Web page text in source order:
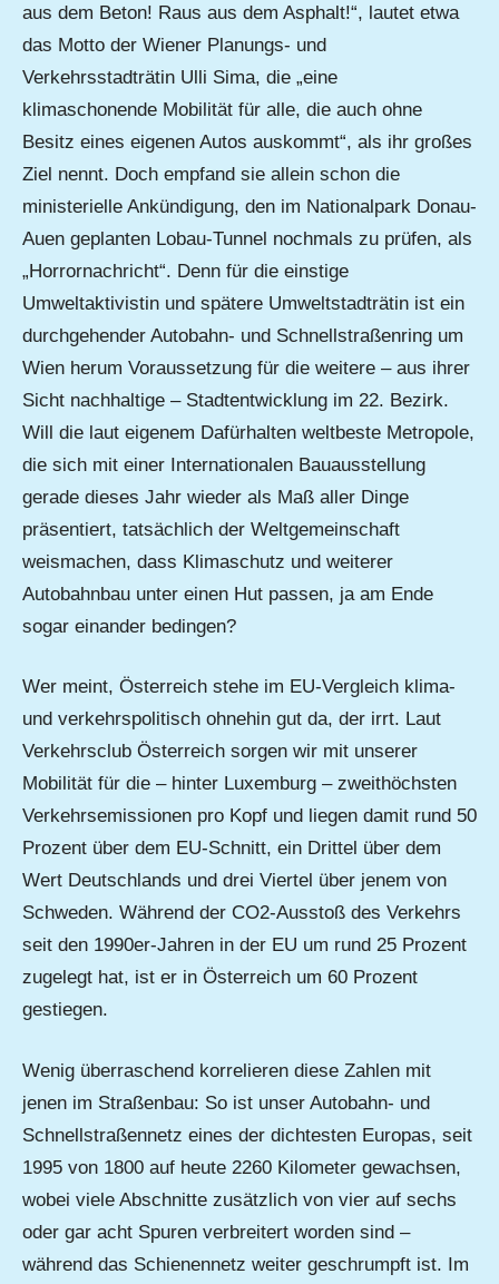
aus dem Beton! Raus aus dem Asphalt!“, lautet etwa
das Motto der Wiener Planungs- und
Verkehrsstadträtin Ulli Sima, die „eine
klimaschonende Mobilität für alle, die auch ohne
Besitz eines eigenen Autos auskommt“, als ihr großes
Ziel nennt. Doch empfand sie allein schon die
ministerielle Ankündigung, den im Nationalpark Donau-
Auen geplanten Lobau-Tunnel nochmals zu prüfen, als
„Horrornachricht“. Denn für die einstige
Umweltaktivistin und spätere Umweltstadträtin ist ein
durchgehender Autobahn- und Schnellstraßenring um
Wien herum Voraussetzung für die weitere – aus ihrer
Sicht nachhaltige – Stadtentwicklung im 22. Bezirk.
Will die laut eigenem Dafürhalten weltbeste Metropole,
die sich mit einer Internationalen Bauausstellung
gerade dieses Jahr wieder als Maß aller Dinge
präsentiert, tatsächlich der Weltgemeinschaft
weismachen, dass Klimaschutz und weiterer
Autobahnbau unter einen Hut passen, ja am Ende
sogar einander bedingen?
Wer meint, Österreich stehe im EU-Vergleich klima-
und verkehrspolitisch ohnehin gut da, der irrt. Laut
Verkehrsclub Österreich sorgen wir mit unserer
Mobilität für die – hinter Luxemburg – zweithöchsten
Verkehrsemissionen pro Kopf und liegen damit rund 50
Prozent über dem EU-Schnitt, ein Drittel über dem
Wert Deutschlands und drei Viertel über jenem von
Schweden. Während der CO2-Ausstoß des Verkehrs
seit den 1990er-Jahren in der EU um rund 25 Prozent
zugelegt hat, ist er in Österreich um 60 Prozent
gestiegen.
Wenig überraschend korrelieren diese Zahlen mit
jenen im Straßenbau: So ist unser Autobahn- und
Schnellstraßennetz eines der dichtesten Europas, seit
1995 von 1800 auf heute 2260 Kilometer gewachsen,
wobei viele Abschnitte zusätzlich von vier auf sechs
oder gar acht Spuren verbreitert worden sind –
während das Schienennetz weiter geschrumpft ist. Im